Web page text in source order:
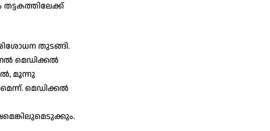
തുടങ്ങി.
മെഡിക്കൽ
മൂന്നു
മെഡിക്കൽ